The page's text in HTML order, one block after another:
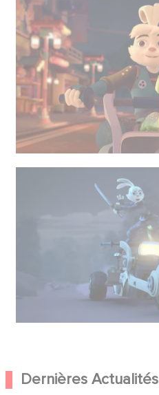
Dernières Actualités